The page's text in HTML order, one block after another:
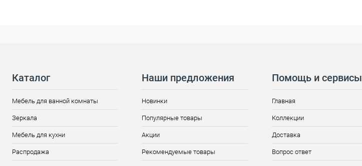
Каталог
Мебель для ванной комнаты
Зеркала
Мебель для кухни
Распродажа
Наши предложения
Новинки
Популярные товары
Акции
Рекомендуемые товары
Помощь и сервисы
Главная
Коллекции
Доставка
Вопрос ответ